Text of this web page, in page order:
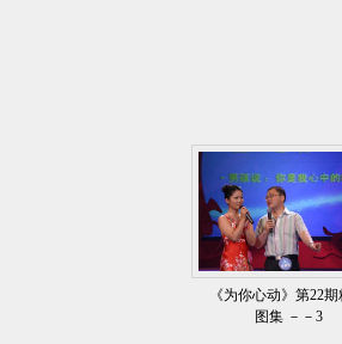
《为你心动》第22
图集 －－3